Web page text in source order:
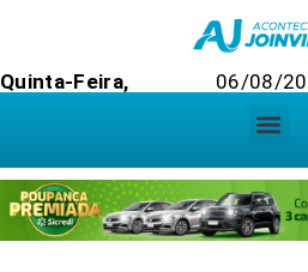
Quinta-Feira, 06/08/